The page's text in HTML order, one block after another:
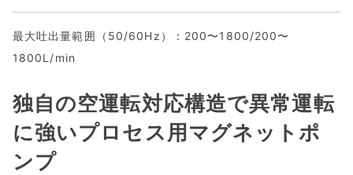
最大吐出量範囲（50/60Hz）：200〜1800/200〜
1800L/min
独自の空運転対応構造で異常運転
に強いプロセス用マグネットポ
ンプ